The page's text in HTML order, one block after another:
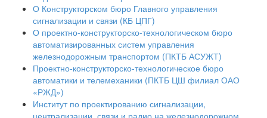
О Конструкторском бюро Главного управления
сигнализации и связи (КБ ЦПГ)
О проектно-конструкторско-технологическом бюро
автоматизированных систем управления
железнодорожным транспортом (ПКТБ АСУЖТ)
Проектно-конструкторско-технологическое бюро
автоматики и телемеханики (ПКТБ ЦШ филиал ОАО
«РЖД»)
Институт по проектированию сигнализации,